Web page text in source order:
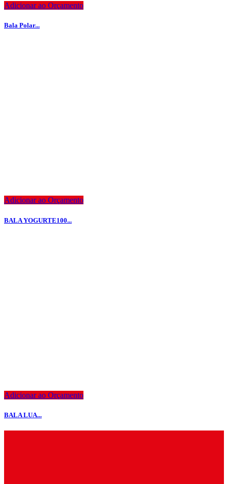
Adicionar ao Orçamento
Bala Polar...
Adicionar ao Orçamento
BALA YOGURTE100...
Adicionar ao Orçamento
BALA LUA...